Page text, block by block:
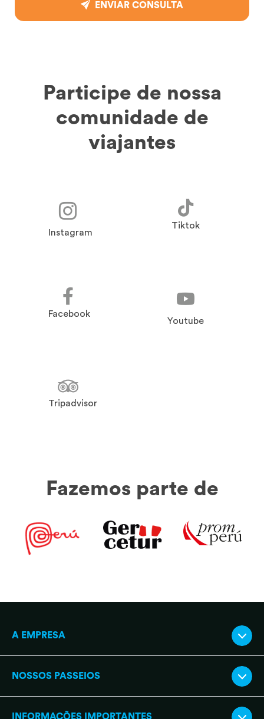
ENVIAR CONSULTA
Participe de nossa
comunidade de
viajantes
Instagram
Tiktok
Facebook
Youtube
Tripadvisor
Fazemos parte de
A EMPRESA
NOSSOS PASSEIOS
INFORMAÇÕES IMPORTANTES